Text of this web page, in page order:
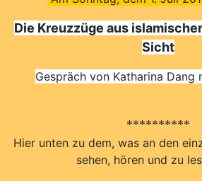
Die Kreuzzüge aus
Sicht
Gespräch von Katharina Dang
**********
Hier unten zu dem, was an den
sehen, hören und zu